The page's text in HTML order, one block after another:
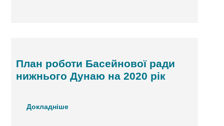
План роботи Басейнової ради
нижнього Дунаю на 2020 рік
Докладніше